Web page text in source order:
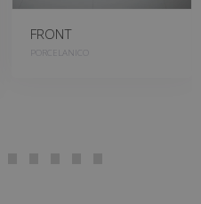
FRONT
PORCELANICO